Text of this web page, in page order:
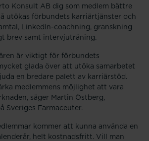
Konsult AB dig som medlem bättre
utökas förbundets karriärtjänster och
LinkedIn-coachning, granskning
brev samt intervjuträning.
är viktigt för förbundets
glada över att utöka samarbetet
en bredare palett av karriärstöd.
medlemmens möjlighet att vara
säger Martin Östberg,
Sveriges Farmaceuter.
kommer att kunna använda en
helt kostnadsfritt. Vill man